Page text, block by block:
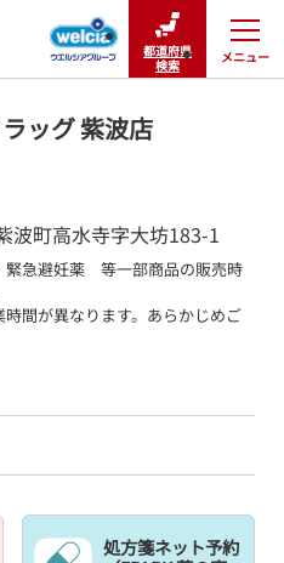
都道府県
検索
メニュー
閉じる
ッグ 紫波店
波町高水寺字大坊183-1
急避妊薬　等一部商品の販売時
間が異なります。あらかじめご
処方箋ネット予約